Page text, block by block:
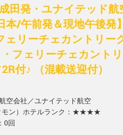
田発・ユナイテッド航
本/午前発＆現地午後発
リーチェカントリー
フェリーチェカント
付♪ （混載送迎付）
空会社／ユナイテッド航空
ン） ホテルランク：★★★★
0回